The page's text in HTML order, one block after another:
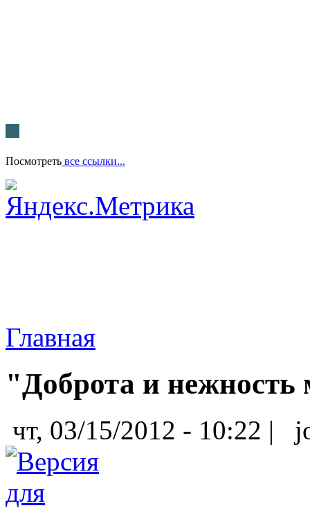
Посмотреть все ссылки...
Главная
"Доброта и
чт, 03/15/2012 - 10:22 |